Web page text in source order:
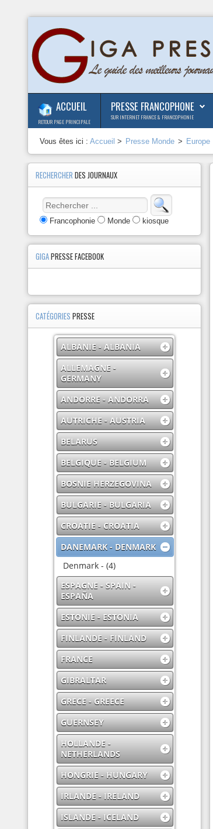
ACCUEIL
RETOUR PAGE PRINCIPALE
PRESSE FRANCOPHONE
SUR INTERNET FRANCE & FRANCOPHONIE
Vous êtes ici :Accueil > Presse Monde > Europe
RECHERCHERDES JOURNAUX
Francophonie Monde kiosque
GIGAPRESSE FACEBOOK
CATÉGORIESPRESSE
ALBANIE - ALBANIA
ALLEMAGNE -
GERMANY
ANDORRE - ANDORRA
AUTRICHE - AUSTRIA
BELARUS
BELGIQUE - BELGIUM
BOSNIE HERZEGOVINA
BULGARIE - BULGARIA
CROATIE - CROATIA
DANEMARK - DENMARK
Denmark - (4)
ESPAGNE - SPAIN -
ESPAÑA
ESTONIE - ESTONIA
FINLANDE - FINLAND
FRANCE
GIBRALTAR
GRECE - GREECE
GUERNSEY
HOLLANDE -
NETHERLANDS
HONGRIE - HUNGARY
IRLANDE - IRELAND
ISLANDE - ICELAND